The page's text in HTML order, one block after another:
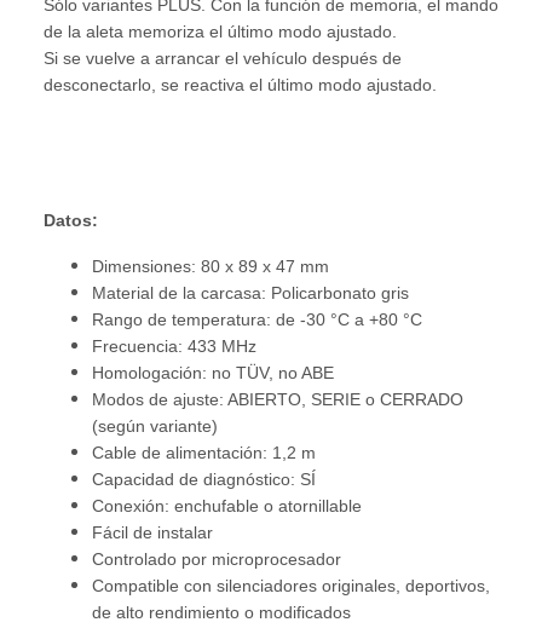
Sólo variantes PLUS. Con la función de memoria, el mando
de la aleta memoriza el último modo ajustado.
Si se vuelve a arrancar el vehículo después de
desconectarlo, se reactiva el último modo ajustado.
Datos:
Dimensiones: 80 x 89 x 47 mm
Material de la carcasa: Policarbonato gris
Rango de temperatura: de -30 °C a +80 °C
Frecuencia: 433 MHz
Homologación: no TÜV, no ABE
Modos de ajuste: ABIERTO, SERIE o CERRADO
(según variante)
Cable de alimentación: 1,2 m
Capacidad de diagnóstico: SÍ
Conexión: enchufable o atornillable
Fácil de instalar
Controlado por microprocesador
Compatible con silenciadores originales, deportivos,
de alto rendimiento o modificados